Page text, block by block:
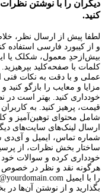
دیگران را با نوشتن
کنید.
لطفا پیش از ارسال نظر،
بیش‌از‌حدِ معمول، شکلک یا
کلمات با صفحه‌کلید
عملی و با دقت به نکات
مزایا و معایب را بازگو
خودداری کنید. بهتر است در
قیمت، پرهیز کنید. به
شامل محتوای توهین‌آمیز و
ارسال لینک‌های سایت‌های
شماره تماس، ایمیل و آی‌دی
ساختار بخش نظرات، از
خودداری کرده و سوالات
هرگونه نقد و نظر در
بگذارید و از نوشتن آن‌ها